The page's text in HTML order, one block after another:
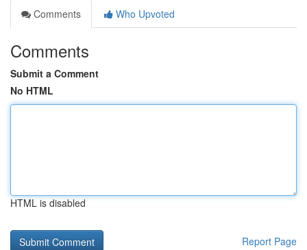
Comments
Who Upvoted
Comments
Submit a Comment
No HTML
HTML is disabled
Report Page